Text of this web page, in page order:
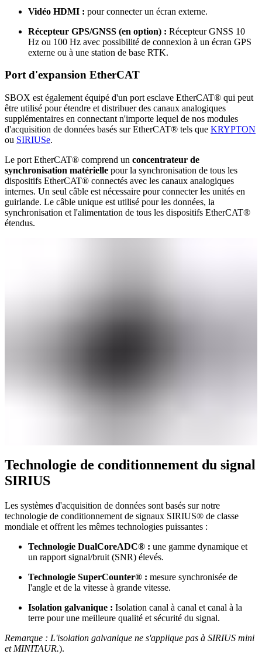
Vidéo HDMI : pour connecter un écran externe.
Récepteur GPS/GNSS (en option) : Récepteur GNSS 10
Hz ou 100 Hz avec possibilité de connexion à un écran GPS
externe ou à une station de base RTK.
Port d'expansion EtherCAT
SBOX est également équipé d'un port esclave EtherCAT® qui peut
être utilisé pour étendre et distribuer des canaux analogiques
supplémentaires en connectant n'importe lequel de nos modules
d'acquisition de données basés sur EtherCAT® tels que KRYPTON
ou SIRIUSe.
Le port EtherCAT® comprend un concentrateur de
synchronisation matérielle pour la synchronisation de tous les
dispositifs EtherCAT® connectés avec les canaux analogiques
internes. Un seul câble est nécessaire pour connecter les unités en
guirlande. Le câble unique est utilisé pour les données, la
synchronisation et l'alimentation de tous les dispositifs EtherCAT®
étendus.
Technologie de conditionnement du signal
SIRIUS
Les systèmes d'acquisition de données sont basés sur notre
technologie de conditionnement de signaux SIRIUS® de classe
mondiale et offrent les mêmes technologies puissantes :
Technologie DualCoreADC® : une gamme dynamique et
un rapport signal/bruit (SNR) élevés.
Technologie SuperCounter® : mesure synchronisée de
l'angle et de la vitesse à grande vitesse.
Isolation galvanique : Isolation canal à canal et canal à la
terre pour une meilleure qualité et sécurité du signal.
Remarque : L'isolation galvanique ne s'applique pas à SIRIUS mini
et MINITAUR.).